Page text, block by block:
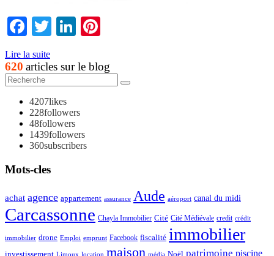
Facebook
TwitterLinkedIn
Lire la suite
620 articles sur le blog
4207likes
228followers
48followers
1439followers
360subscribers
Mots-cles
achat agence appartement assurance Aude aéroport canal du midi
Carcassonne Chayla Immobilier Cité Cité Médiévale credit crédit
immobilier drone Emploi emprunt Facebook fiscalité immobilier
Limoux location maison média Noël patrimoine piscine